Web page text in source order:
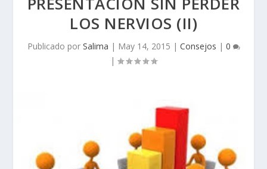
LOS NERVIOS (II)
Publicado por Salima | May 14, 2015 | Consejos | 0
|